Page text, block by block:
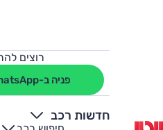
רוצים
פניה ב-WhatsApp
חדשות רכב